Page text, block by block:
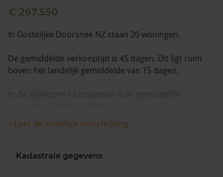
€ 267.550
In Oostelijke Doorsnee NZ staan 20 woningen.
De gemiddelde verkooptijd is 45 dagen. Dit ligt ruim
boven het landelijk gemiddelde van 15 dagen.
In de afgelopen 12 maanden is de gemiddelde
+ Lees de volledige omschrijving
Kadastrale gegevens